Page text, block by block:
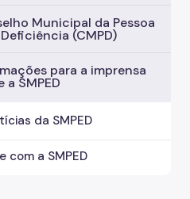
Municipal da Pessoa
(CMPD)
para a imprensa
a SMPED
da SMPED
com a SMPED